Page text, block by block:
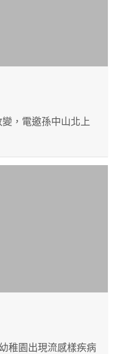
，電邀孫中山北上
稚園出現流感樣疾病